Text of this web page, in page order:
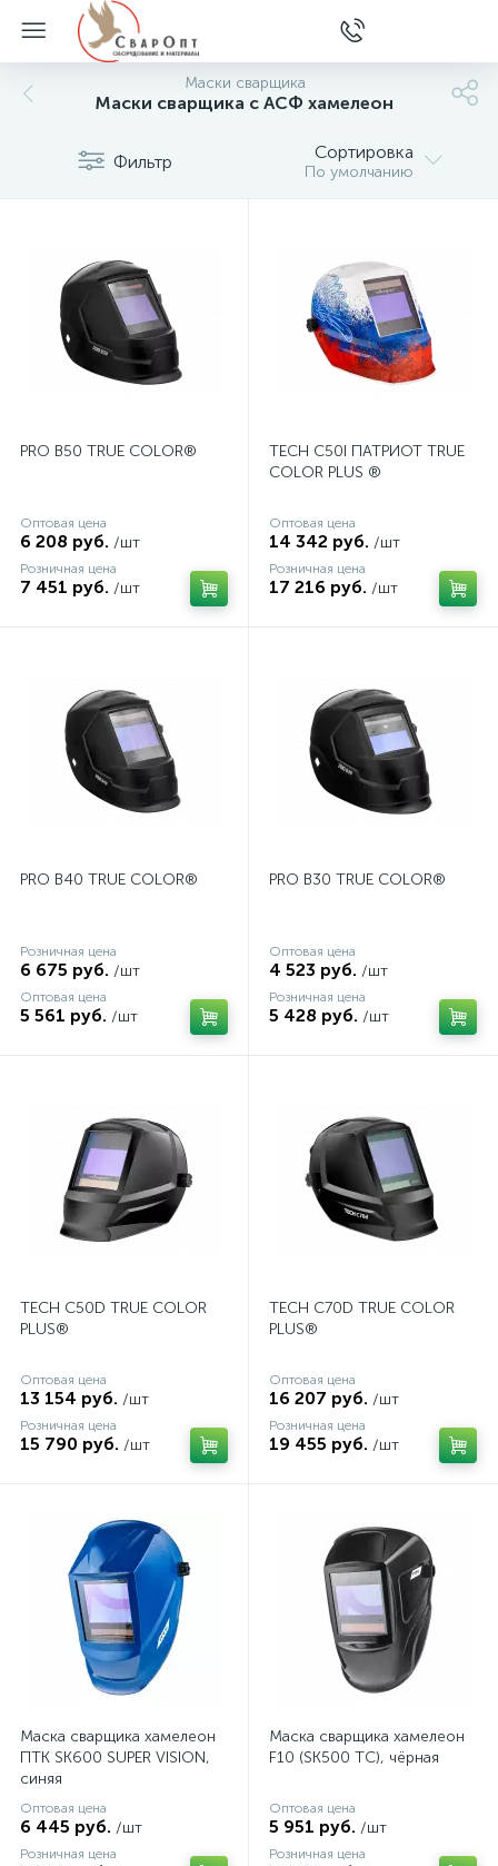
Маски сварщика
Маски сварщика с АСФ хамелеон
Фильтр Сортировка
По умолчанию
PRO В50 TRUE COLOR®
Оптовая цена
6 208 руб. /шт
Розничная цена
7 451 руб. /шт
TECH C50I ПАТРИОТ TRUE
COLOR PLUS ®
Оптовая цена
14 342 руб. /шт
Розничная цена
17 216 руб. /шт
PRO B40 TRUE COLOR®
Розничная цена
6 675 руб. /шт
Оптовая цена
5 561 руб. /шт
PRO В30 TRUE COLOR®
Оптовая цена
4 523 руб. /шт
Розничная цена
5 428 руб. /шт
TECH C50D TRUE COLOR
PLUS®
Оптовая цена
13 154 руб. /шт
Розничная цена
15 790 руб. /шт
TECH C70D TRUE COLOR
PLUS®
Оптовая цена
16 207 руб. /шт
Розничная цена
19 455 руб. /шт
Маска сварщика хамелеон
ПТК SK600 SUPER VISION,
синяя
Оптовая цена
6 445 руб. /шт
Розничная цена
Маска сварщика хамелеон
F10 (SK500 TC), чёрная
Оптовая цена
5 951 руб. /шт
Розничная цена